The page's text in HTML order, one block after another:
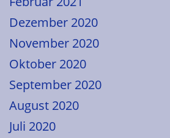
Dezember 2020
November 2020
Oktober 2020
September 2020
August 2020
Juli 2020